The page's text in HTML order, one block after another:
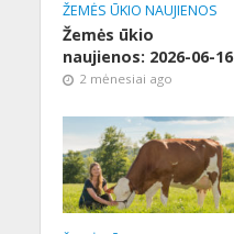
ŽEMĖS ŪKIO NAUJIENOS
Žemės ūkio
naujienos: 2026-06-16
2 mėnesiai ago